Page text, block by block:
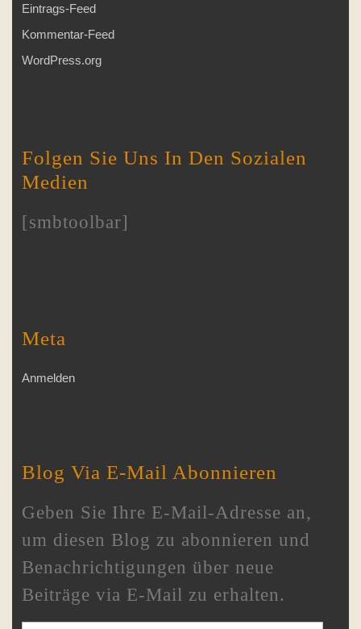
Eintrags-Feed
Kommentar-Feed
WordPress.org
Folgen Sie Uns In Den Sozialen
Medien
[smbtoolbar]
Meta
Anmelden
Blog Via E-Mail Abonnieren
Geben Sie Ihre E-Mail-Adresse an,
um diesen Blog zu abonnieren und
Benachrichtigungen über neue
Beiträge via E-Mail zu erhalten.